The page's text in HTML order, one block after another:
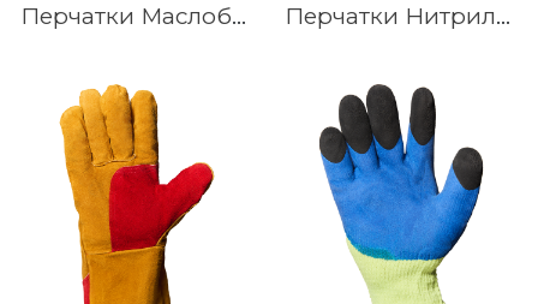
Перчатки Маслобензостойкие (Гранат) Перчатки Нитриловые манжет крага, полный облив